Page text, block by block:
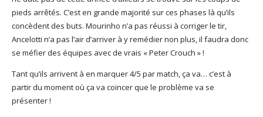
pieds arrêtés. C’est en grande majorité sur ces phases là qu’ils
concèdent des buts. Mourinho n’a pas réussi à corriger le tir,
Ancelotti n’a pas l’air d’arriver à y remédier non plus, il faudra donc
se méfier des équipes avec de vrais « Peter Crouch » !
Tant qu’ils arrivent à en marquer 4/5 par match, ça va… c’est à
partir du moment où ça va coincer que le problème va se
présenter !